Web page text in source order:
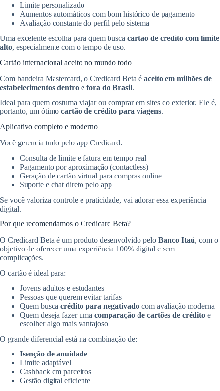
Limite personalizado
Aumentos automáticos com bom histórico de pagamento
Avaliação constante do perfil pelo sistema
Uma excelente escolha para quem busca cartão de crédito com limite
alto, especialmente com o tempo de uso.
Cartão internacional aceito no mundo todo
Com bandeira Mastercard, o Credicard Beta é aceito em milhões de
estabelecimentos dentro e fora do Brasil.
Ideal para quem costuma viajar ou comprar em sites do exterior. Ele é,
portanto, um ótimo cartão de crédito para viagens.
Aplicativo completo e moderno
Você gerencia tudo pelo app Credicard:
Consulta de limite e fatura em tempo real
Pagamento por aproximação (contactless)
Geração de cartão virtual para compras online
Suporte e chat direto pelo app
Se você valoriza controle e praticidade, vai adorar essa experiência
digital.
Por que recomendamos o Credicard Beta?
O Credicard Beta é um produto desenvolvido pelo Banco Itaú, com o
objetivo de oferecer uma experiência 100% digital e sem
complicações.
O cartão é ideal para:
Jovens adultos e estudantes
Pessoas que querem evitar tarifas
Quem busca crédito para negativado com avaliação moderna
Quem deseja fazer uma comparação de cartões de crédito e
escolher algo mais vantajoso
O grande diferencial está na combinação de:
Isenção de anuidade
Limite adaptável
Cashback em parceiros
Gestão digital eficiente